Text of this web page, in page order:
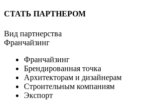
СТАТЬ ПАРТНЕРОМ
Вид партнерства
Франчайзинг
Франчайзинг
Брендированная точка
Архитекторам и дизайнерам
Строительным компаниям
Экспорт